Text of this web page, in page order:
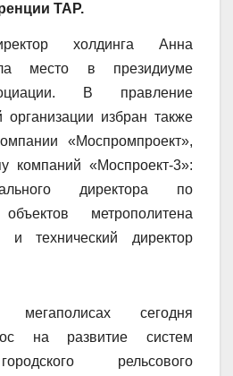
ТАР.
холдинга Анна
место в президиуме
В правление
организации избран также
«Моспромпроект»,
компаний «Моспроект-3»:
директора по
метрополитена
и технический директор
сегодня
на развитие систем
рельсового